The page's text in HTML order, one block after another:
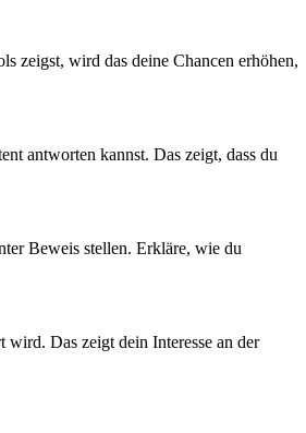
zeigst, wird das deine Chancen erhöhen,
antworten kannst. Das zeigt, dass du
Beweis stellen. Erkläre, wie du
Das zeigt dein Interesse an der